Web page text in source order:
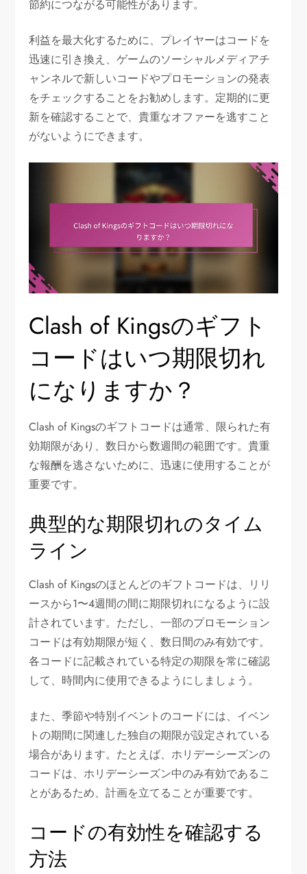
節約につながる可能性があります。
利益を最大化するために、プレイヤーはコードを
迅速に引き換え、ゲームのソーシャルメディアチ
ャンネルで新しいコードやプロモーションの発表
をチェックすることをお勧めします。定期的に更
新を確認することで、貴重なオファーを逃すこと
がないようにできます。
Clash of Kingsのギフト
コードはいつ期限切れ
になりますか？
Clash of Kingsのギフトコードは通常、限られた有
効期限があり、数日から数週間の範囲です。貴重
な報酬を逃さないために、迅速に使用することが
重要です。
典型的な期限切れのタイム
ライン
Clash of Kingsのほとんどのギフトコードは、リリ
ースから1〜4週間の間に期限切れになるように設
計されています。ただし、一部のプロモーション
コードは有効期限が短く、数日間のみ有効です。
各コードに記載されている特定の期限を常に確認
して、時間内に使用できるようにしましょう。
また、季節や特別イベントのコードには、イベン
トの期間に関連した独自の期限が設定されている
場合があります。たとえば、ホリデーシーズンの
コードは、ホリデーシーズン中のみ有効であるこ
とがあるため、計画を立てることが重要です。
コードの有効性を確認する
方法